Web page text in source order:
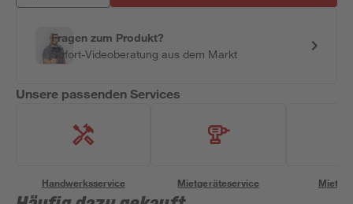
Fragen zum Produkt?
Sofort-Videoberatung aus dem Markt
Unsere passenden Services
Handwerksservice Mietgeräteservice